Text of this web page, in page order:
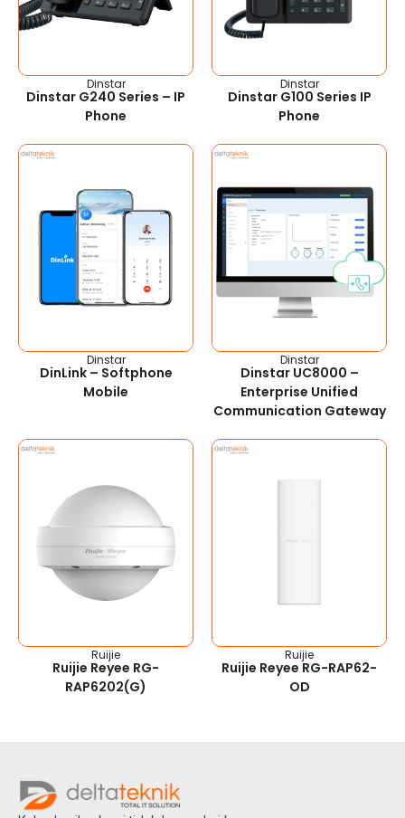
Dinstar
Dinstar G240 Series – IP
Phone
Dinstar
Dinstar G100 Series IP
Phone
Dinstar
DinLink – Softphone
Mobile
Dinstar
Dinstar UC8000 –
Enterprise Unified
Communication Gateway
Ruijie
Ruijie Reyee RG-
RAP6202(G)
Ruijie
Ruijie Reyee RG-RAP62-
OD